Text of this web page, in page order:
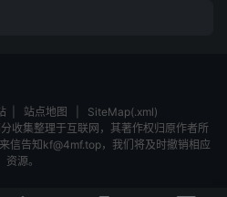
站点地图
SiteMap(.xml)
收集整理于互联网，其著作权归原作者所
信告知kf@4mf.top，我们将及时撤销相应
资源。